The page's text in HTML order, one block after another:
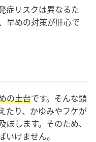
症リスクは異なるた
早めの対策が肝心で
の土台です。そんな頭
たり、かゆみやフケが
します。そのため、
けません。